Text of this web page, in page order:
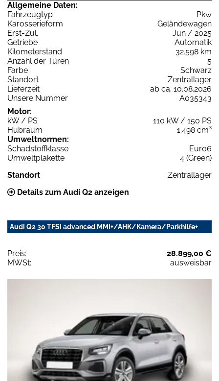
Allgemeine Daten:
Fahrzeugtyp
Pkw
Karosserieform
Geländewagen
Erst-Zul.
Jun / 2025
Getriebe
Automatik
Kilometerstand
32.598 km
Anzahl der Türen
5
Farbe
Schwarz
Standort
Zentrallager
Lieferzeit
ab ca. 10.08.2026
Unsere Nummer
A035343
Motor:
kW / PS
110 kW / 150 PS
Hubraum
1.498 cm³
Umweltnormen:
Schadstoffklasse
Euro6
Umweltplakette
4 (Green)
Standort
Zentrallager
Details zum Audi Q2 anzeigen
Audi Q2 30 TFSI advanced MMI+/AHK/Kamera/Parkhilfe+
Preis:
28.899,00 €
MWSt:
ausweisbar